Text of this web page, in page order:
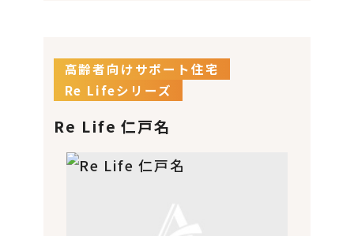
高齢者向けサポート住宅
Re Lifeシリーズ
Re Life 仁戸名